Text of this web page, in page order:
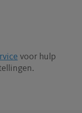
voor hulp